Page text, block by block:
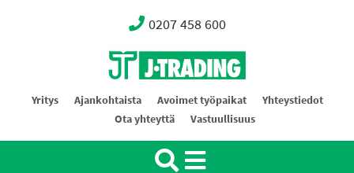
0207 458 600
Oy J-Trading Ab
Yritys Ajankohtaista Avoimet työpaikat
Yhteystiedot
Ota yhteyttä
Vastuullisuus